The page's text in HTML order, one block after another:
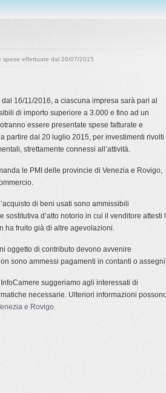
spese effettuate dal 20/07/2015
dal 16/11/2016, a ciascuna impresa sarà pari al
di importo superiore a 3.000 e fino ad un
essere presentate spese fatturate e
partire dal 20 luglio 2015, per investimenti rivolti
strettamente connessi all’attività.
le PMI delle provincie di Venezia e Rovigo,
di beni usati sono ammissibili
d’atto notorio in cui il venditore attesti
ha fruito già di altre agevolazioni.
oggetto di contributo devono avvenire
sono ammessi pagamenti in contanti o
suggeriamo agli interessati di
necessarie. Ulteriori informazioni
e Rovigo.